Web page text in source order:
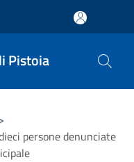
Pistoia
persone denunciate